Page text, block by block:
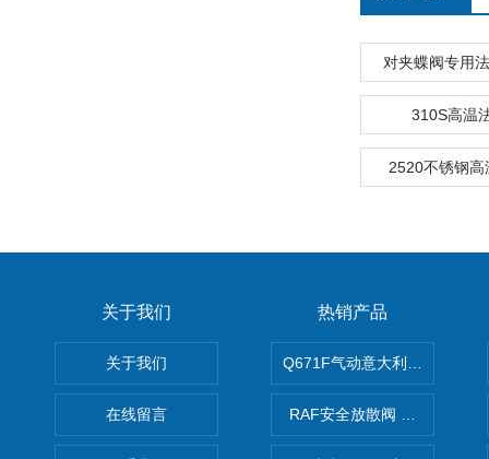
对夹蝶阀专用
310S高温
2520不锈钢
关于我们
关于我们
在线留言
热销产品
Q671F气动意大利式薄型球阀
RAF安全放散阀 阀生产